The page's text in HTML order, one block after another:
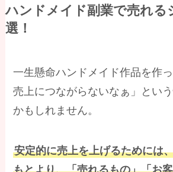
ハンドメイド副業で売れる
選！
一生懸命ハンドメイド作品を作
売上につながらないなぁ」とい
かもしれません。
安定的に売上を上げるためには
もとより、「売れるもの」「お